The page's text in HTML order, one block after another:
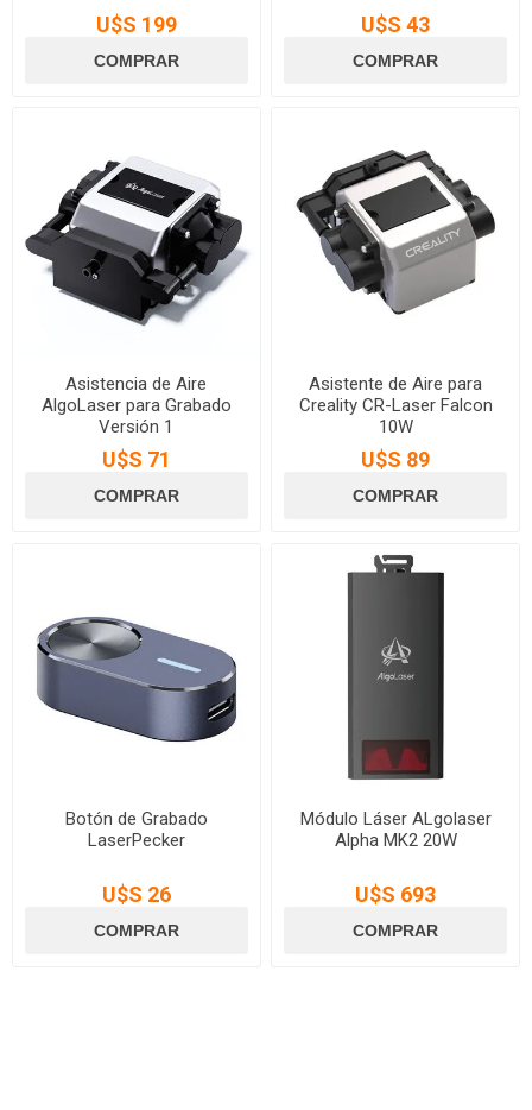
U$S 199 U$S 43
Asistencia de Aire
AlgoLaser para Grabado
Versión 1
U$S 71
Asistente de Aire para
Creality CR-Laser Falcon
10W
U$S 89
Botón de Grabado
LaserPecker
U$S 26
Módulo Láser ALgolaser
Alpha MK2 20W
U$S 693